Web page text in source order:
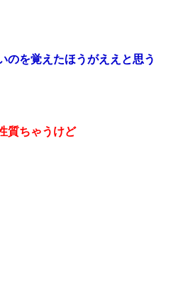
のを覚えたほうがええと思う
質ちゃうけど